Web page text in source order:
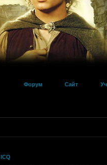
Форум Сайт